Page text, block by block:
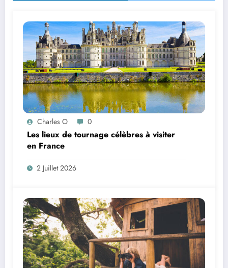
Charles O 0
Les lieux de tournage célèbres à visiter
en France
2 Juillet 2026